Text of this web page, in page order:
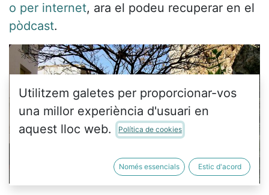
o per internet, ara el podeu recuperar en el
pòdcast.
Utilitzem galetes per proporcionar-vos
una millor experiència d'usuari en
aquest lloc web.
Política de cookies
Només essencials Estic d'acord